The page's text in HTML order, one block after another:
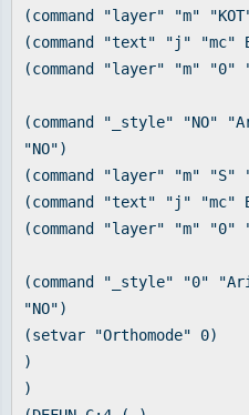
(command "layer" "m"
(command "text" "j" "mc"
(command "layer" "m"
(command "_style" "NO"
"NO")
(command "layer" "m"
(command "text" "j" "mc"
(command "layer" "m"
(command "_style" "0"
"NO")
(setvar "Orthomode" 0)
)
)